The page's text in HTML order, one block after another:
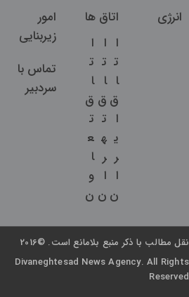
انرژی
اتاق ها
ا
ت
ا
ق
ا
ی
ر
ا
ن
ا
ت
ا
ق
ت
ه
ر
ا
ن
ا
ت
ا
ق
ت
ع
ا
و
ن
امور
زیربنایی
تماس با
سردبیر
نقل مطالب با ذکر منبع بلامانع است. ©2016
Divaneghtesad News Agency. All Rights
Reserved